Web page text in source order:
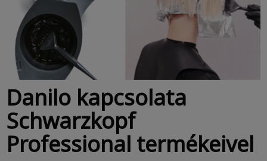
Danilo kapcsolata
Schwarzkopf
Professional termékeivel